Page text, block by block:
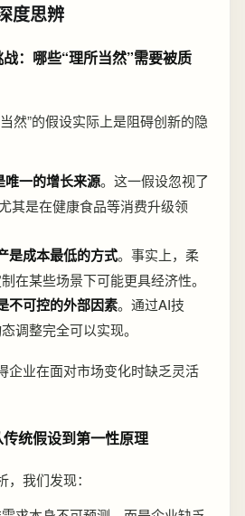
度思辨
：哪些“理所当然”需要被质
然”的假设实际上是阻碍创新的隐
唯一的增长来源。这一假设忽视了
其是在健康食品等消费升级领
是成本最低的方式。事实上，柔
在某些场景下可能更具经济性。
不可控的外部因素。通过AI技
调整完全可以实现。
企业在面对市场变化时缺乏灵活
统假设到第一性原理
我们发现：